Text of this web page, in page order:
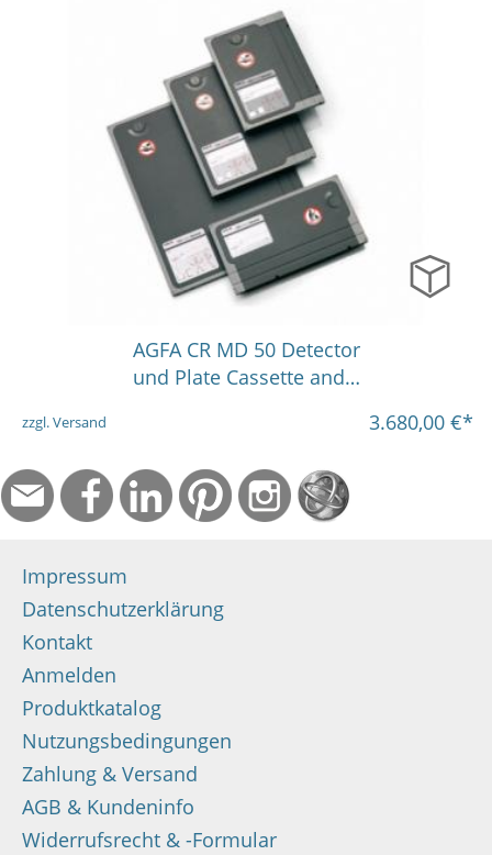
15x30 cm 18x24 cm 24x30 cm
AGFA CR MD 50 Detector
und Plate Cassette and…
zzgl. Versand 3.680,00 €*
Impressum
Datenschutzerklärung
Kontakt
Anmelden
Produktkatalog
Nutzungsbedingungen
Zahlung & Versand
AGB & Kundeninfo
Widerrufsrecht & -Formular